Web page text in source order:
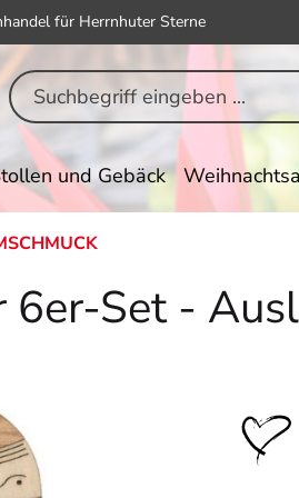
für Herrnhuter Sterne
und Gebäck
6er-Set -